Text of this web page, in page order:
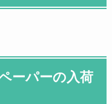
ーパーの入荷